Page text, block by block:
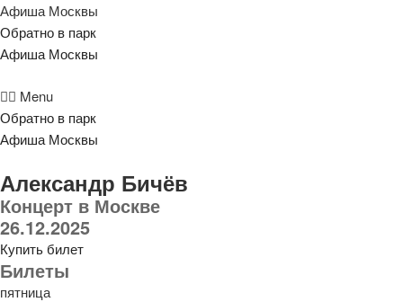
Афиша Москвы
Обратно в парк
Афиша Москвы
Menu
Обратно в парк
Афиша Москвы
Александр Бичёв
Концерт в Москве
26.12.2025
Купить билет
Билеты
пятница